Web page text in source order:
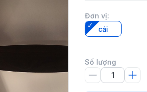
Đơn vị:
cái
Số lượng